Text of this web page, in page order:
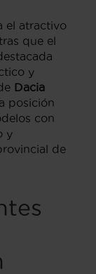
el atractivo
que el
y
Dacia
posición
con
y
de